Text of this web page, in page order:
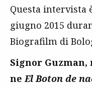
Questa intervista
giugno 2015
Biografilm di
Signor
neEl Boton de